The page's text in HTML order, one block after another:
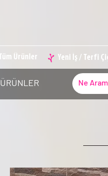
Tüm Ürünler Yeni İş / Terfi
ÜRÜNLER